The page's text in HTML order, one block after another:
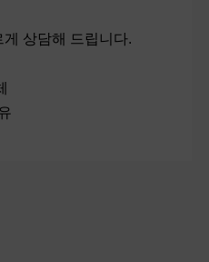
상담해 드립니다.